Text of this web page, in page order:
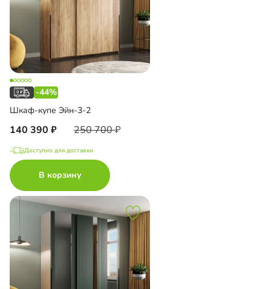
-44%
Шкаф-купе Эйн-3-2
140 390 250 700
Доступно для доставки
В корзину